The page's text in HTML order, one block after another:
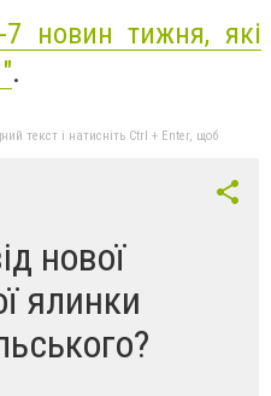
новин тижня, які
.
текст і натисніть Ctrl + Enter, щоб
нової
ялинки